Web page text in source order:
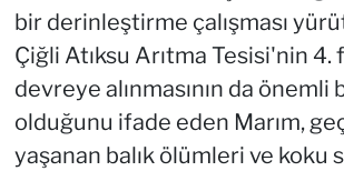
bir derinleştirme çalışması
Çiğli Atıksu Arıtma Tesisi'nin 4.
devreye alınmasının da önemli
olduğunu ifade eden Marım,
yaşanan balık ölümleri ve koku